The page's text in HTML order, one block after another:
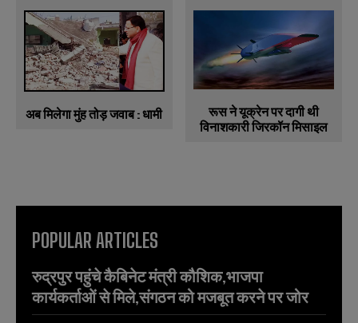
अब मिलेगा मुंह तोड़ जवाब : धामी
रूस ने यूक्रेन पर दागी थी
विनाशकारी जिरकॉन मिसाइल
POPULAR ARTICLES
रुद्रपुर पहुंचे कैबिनेट मंत्री कौशिक,भाजपा
कार्यकर्ताओं से मिले,संगठन को मजबूत करने पर जोर